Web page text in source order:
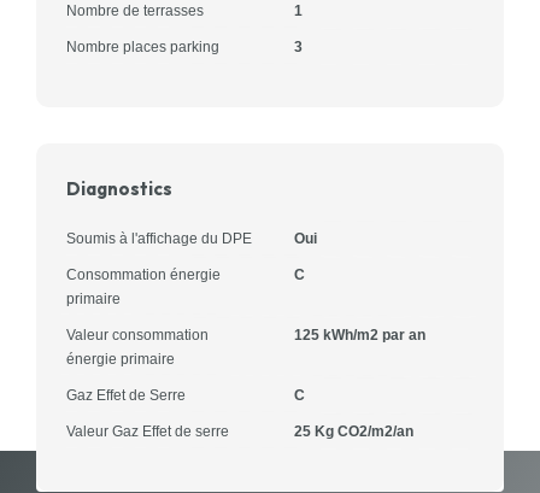
Nombre de terrasses 1
Nombre places parking 3
Diagnostics
Soumis à l'affichage du DPE Oui
Consommation énergie
primaire
C
Valeur consommation
énergie primaire
125 kWh/m2 par an
Gaz Effet de Serre C
Valeur Gaz Effet de serre 25 Kg CO2/m2/an